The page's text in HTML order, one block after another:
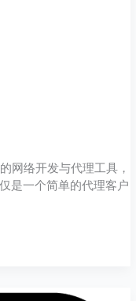
网络开发与代理工具，
是一个简单的代理客户